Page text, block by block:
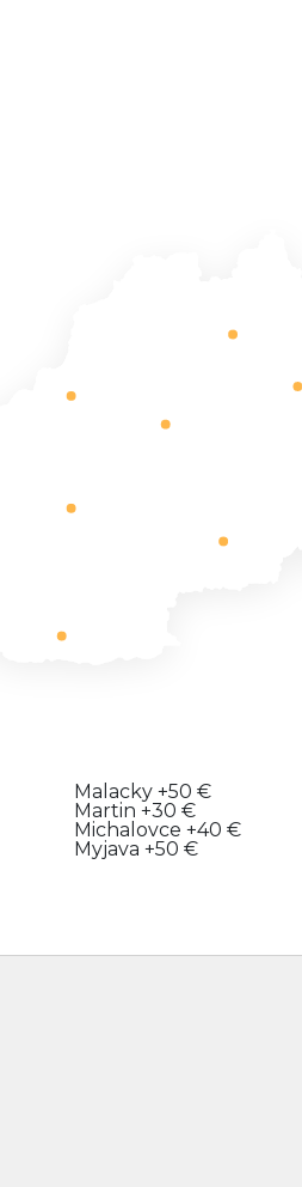
Malacky +50 €
Martin +30 €
Michalovce +40 €
Myjava +50 €